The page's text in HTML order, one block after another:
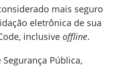
mais seguro
eletrônica de sua
inclusive offline.
Pública,